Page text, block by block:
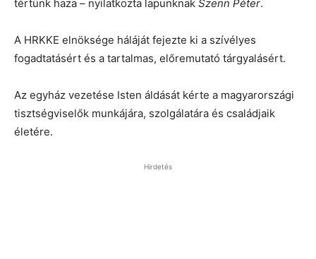
tértünk haza – nyilatkozta lapunknak Szenn Péter.
A HRKKE elnöksége háláját fejezte ki a szívélyes
fogadtatásért és a tartalmas, előremutató tárgyalásért.
Az egyház vezetése Isten áldását kérte a magyarországi
tisztségviselők munkájára, szolgálatára és családjaik
életére.
Hirdetés